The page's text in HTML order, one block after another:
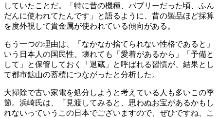
していたことだ。「特に昔の機種、バブリーだった頃、ふん
だんに使われてたんです」と語るように、昔の製品ほど採算
を度外視して貴金属が使われている傾向がある。
もう一つの理由は、「なかなか捨てられない性格であると」
いう日本人の国民性。壊れても「愛着があるから」「予備と
して」と保管しておく「退蔵」と呼ばれる習慣が、結果とし
て都市鉱山の蓄積につながったと分析した。
大掃除で古い家電を処分しようと考えている人も多いこの季
節。浜崎氏は、「見渡してみると、思わぬお宝があるかもし
れないっていうこの日本でございますので、ぜひですね、こ